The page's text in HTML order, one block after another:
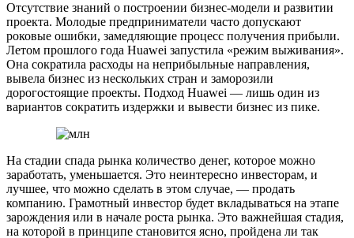
Отсутствие знаний о построении бизнес-модели и развитии
проекта. Молодые предприниматели часто допускают
роковые ошибки, замедляющие процесс получения прибыли.
Летом прошлого года Huawei запустила «режим выживания».
Она сократила расходы на неприбыльные направления,
вывела бизнес из нескольких стран и заморозили
дорогостоящие проекты. Подход Huawei — лишь один из
вариантов сократить издержки и вывести бизнес из пике.
На стадии спада рынка количество денег, которое можно
заработать, уменьшается. Это неинтересно инвесторам, и
лучшее, что можно сделать в этом случае, — продать
компанию. Грамотный инвестор будет вкладываться на этапе
зарождения или в начале роста рынка. Это важнейшая стадия,
на которой в принципе становится ясно, пройдена ли так